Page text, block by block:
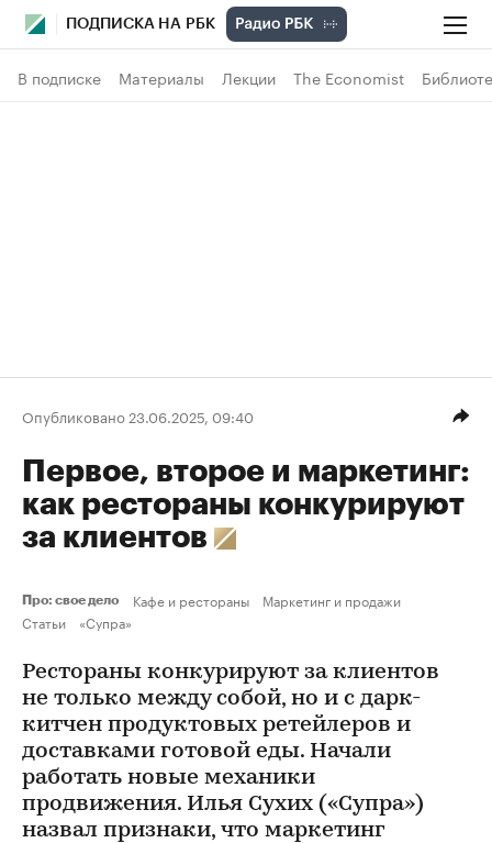
ПОДПИСКА НА РБК
В подписке Материалы Лекции The Economist
Опубликовано 23.06.2025, 09:40
Первое, второе и маркетинг:
как рестораны конкурируют
за клиентов
Про: свое дело Кафе и рестораны
Маркетинг и продажи
Статьи
«Супра»
Рестораны конкурируют за клиентов
не только между собой, но и с дарк-
китчен продуктовых ретейлеров и
доставками готовой еды. Начали
работать новые механики
продвижения. Илья Сухих («Супра»)
назвал признаки, что маркетинг